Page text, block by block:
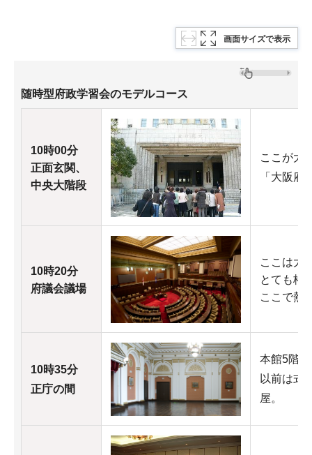
画面サイズで表示
随時型府政学習会のモデルコース
10時00分
正面玄関、
中央大階段
ここが大
「大阪府
10時20分
府議会議場
ここは大
とても格
ここで熱
10時35分
正庁の間
本館5階
以前は式
屋。